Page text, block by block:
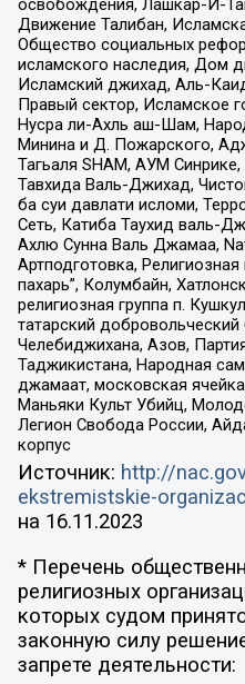
освобождения, Лашкар-И-
Движение Талибан,
Общество социальных
исламского наследия, Дом
Исламский джихад, Аль-
Правый сектор, Исламское
Нусра ли-Ахль аш-Шам,
Минина и Д. Пожарского,
Тагьаля SHAM, АУМ
Тавхида Валь-Джихад,
ба суи давлати исломи,
Сеть, Катиба Таухид валь-
Ахлю Сунна Валь Джамаа,
Артподготовка,
пахарь”, Колумбайн,
религиозная группа п.
татарский
Челебиджихана, Азов,
Таджикистана, Народная
джамаат, московская
Маньяки Культ Убийц,
Легион Свобода России,
корпус
Источник: http://
ekstremistskie-
на 16.11.2023
* Перечень
религиозных
которых судом
законную силу
запрете деятельности: